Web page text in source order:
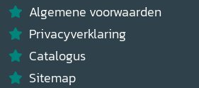
Algemene voorwaarden
Privacyverklaring
Catalogus
Sitemap